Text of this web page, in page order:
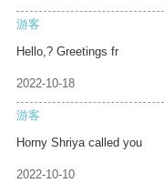
游客
Hello,? Greetings fr
2022-10-18
游客
Horny Shriya called you
2022-10-10